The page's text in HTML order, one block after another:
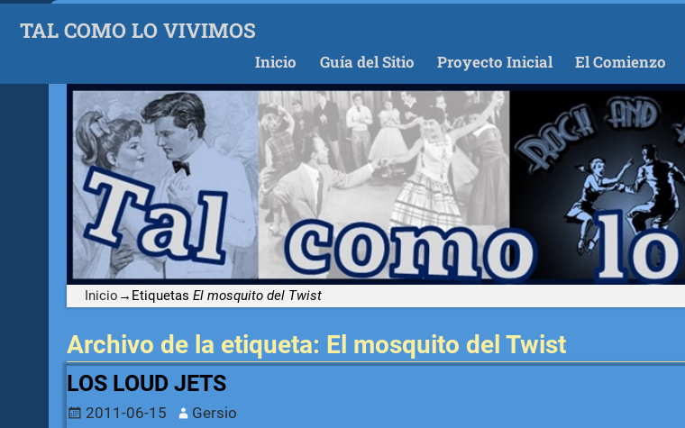
TAL COMO LO VIVIMOS
Inicio Guía del Sitio Proyecto Inicial El Comienzo
Inicio →Etiquetas El mosquito del Twist
Archivo de la etiqueta: El mosquito del Twist
LOS LOUD JETS
2011-06-15
Gersio